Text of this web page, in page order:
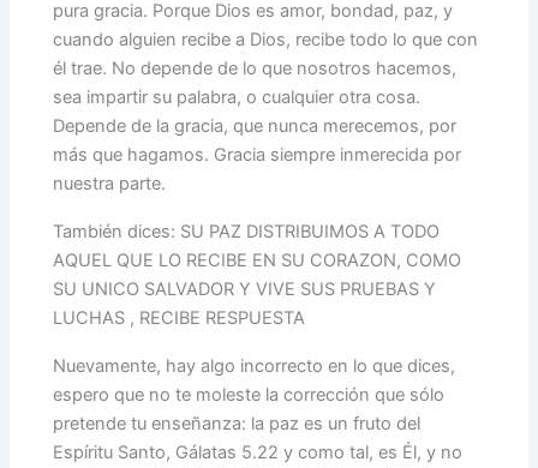
pura gracia. Porque Dios es amor, bondad, paz, y
cuando alguien recibe a Dios, recibe todo lo que con
él trae. No depende de lo que nosotros hacemos,
sea impartir su palabra, o cualquier otra cosa.
Depende de la gracia, que nunca merecemos, por
más que hagamos. Gracia siempre inmerecida por
nuestra parte.
También dices: SU PAZ DISTRIBUIMOS A TODO
AQUEL QUE LO RECIBE EN SU CORAZON, COMO
SU UNICO SALVADOR Y VIVE SUS PRUEBAS Y
LUCHAS , RECIBE RESPUESTA
Nuevamente, hay algo incorrecto en lo que dices,
espero que no te moleste la corrección que sólo
pretende tu enseñanza: la paz es un fruto del
Espíritu Santo, Gálatas 5.22 y como tal, es Él, y no